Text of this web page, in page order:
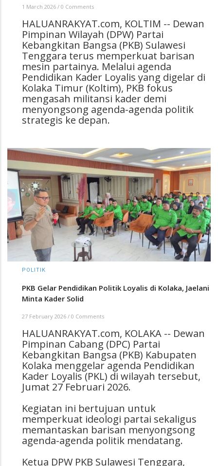
1 March 2026 / 0 Comments
HALUANRAKYAT.com, KOLTIM -- Dewan
Pimpinan Wilayah (DPW) Partai
Kebangkitan Bangsa (PKB) Sulawesi
Tenggara terus memperkuat barisan
mesin partainya. Melalui agenda
Pendidikan Kader Loyalis yang digelar di
Kolaka Timur (Koltim), PKB fokus
mengasah militansi kader demi
menyongsong agenda-agenda politik
strategis ke depan.
POLITIK
PKB Gelar Pendidikan Politik Loyalis di Kolaka, Jaelani
Minta Kader Solid
27 February 2026 / 0 Comments
HALUANRAKYAT.com, KOLAKA -- Dewan
Pimpinan Cabang (DPC) Partai
Kebangkitan Bangsa (PKB) Kabupaten
Kolaka menggelar agenda Pendidikan
Kader Loyalis (PKL) di wilayah tersebut,
Jumat 27 Februari 2026.
Kegiatan ini bertujuan untuk
memperkuat ideologi partai sekaligus
memantaskan barisan menyongsong
agenda-agenda politik mendatang.
Ketua DPW PKB Sulawesi Tenggara,